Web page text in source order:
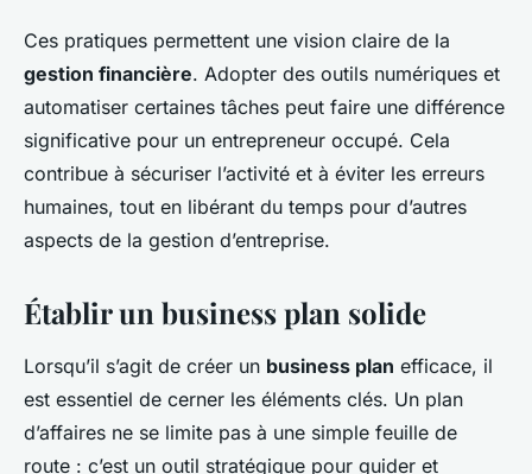
Ces pratiques permettent une vision claire de la
gestion financière. Adopter des outils numériques et
automatiser certaines tâches peut faire une différence
significative pour un entrepreneur occupé. Cela
contribue à sécuriser l’activité et à éviter les erreurs
humaines, tout en libérant du temps pour d’autres
aspects de la gestion d’entreprise.
Établir un business plan solide
Lorsqu’il s’agit de créer un business plan efficace, il
est essentiel de cerner les éléments clés. Un plan
d’affaires ne se limite pas à une simple feuille de
route : c’est un outil stratégique pour guider et